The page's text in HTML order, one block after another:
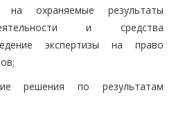
на охраняемые результаты
и средства
экспертизы на право
решения по результатам